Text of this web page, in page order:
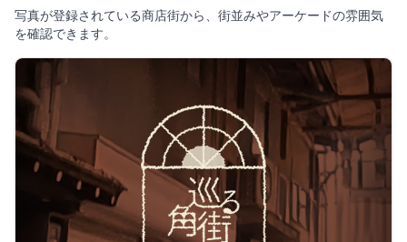
写真が登録されている商店街から、街並みやアーケードの雰囲気
を確認できます。